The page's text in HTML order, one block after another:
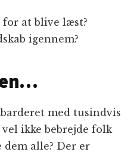
for at blive læst?
igennem?
med tusindvis
ikke bebrejde folk
dem alle? Der er